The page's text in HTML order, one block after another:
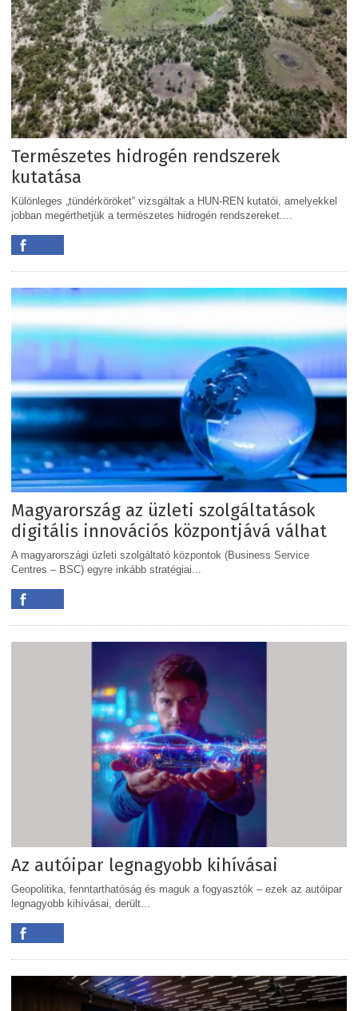
Természetes hidrogén rendszerek
kutatása
Különleges „tündérköröket” vizsgáltak a HUN-REN kutatói, amelyekkel
jobban megérthetjük a természetes hidrogén rendszereket....
Magyarország az üzleti szolgáltatások
digitális innovációs központjává válhat
A magyarországi üzleti szolgáltató központok (Business Service
Centres – BSC) egyre inkább stratégiai...
Az autóipar legnagyobb kihívásai
Geopolitika, fenntarthatóság és maguk a fogyasztók – ezek az autóipar
legnagyobb kihívásai, derült...